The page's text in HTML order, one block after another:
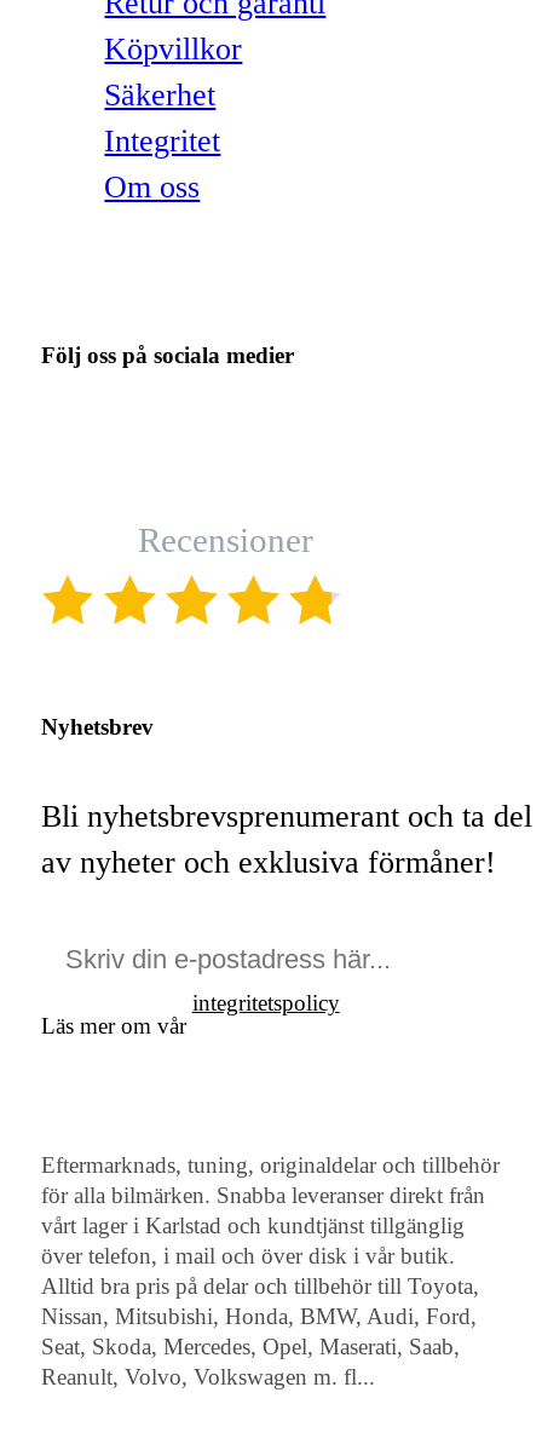
Köpvillkor
Säkerhet
Integritet
Om oss
Följ oss på sociala medier
Recensioner
Nyhetsbrev
Bli nyhetsbrevsprenumerant och ta del
av nyheter och exklusiva förmåner!
Läs mer om vår
integritetspolicy
Eftermarknads, tuning, originaldelar och tillbehör
för alla bilmärken. Snabba leveranser direkt från
vårt lager i Karlstad och kundtjänst tillgänglig
över telefon, i mail och över disk i vår butik.
Alltid bra pris på delar och tillbehör till Toyota,
Nissan, Mitsubishi, Honda, BMW, Audi, Ford,
Seat, Skoda, Mercedes, Opel, Maserati, Saab,
Reanult, Volvo, Volkswagen m. fl...